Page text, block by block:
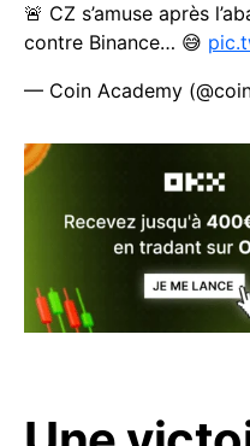
🚨 CZ s’amuse après
contre Binance… 😅
— Coin Academy